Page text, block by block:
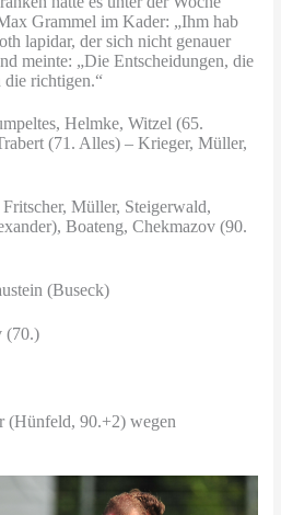
Grammel im Kader: „Ihm hab
lapidar, der sich nicht genauer
meinte: „Die Entscheidungen, die
richtigen.“
Helmke, Witzel (65.
(71. Alles) – Krieger, Müller,
Müller, Steigerwald,
Boateng, Chekmazov (90.
(Buseck)
(70.)
(Hünfeld, 90.+2) wegen